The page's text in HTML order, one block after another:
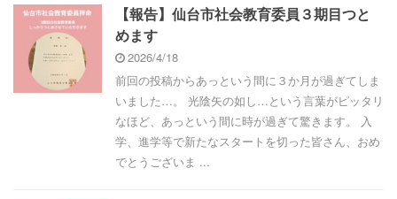
【報告】仙台市社会教育委員３期目つと
めます
2026/4/18
前回の投稿からあっという間に３か月が過ぎてしま
いました…。 光陰矢の如し…という言葉がピッタリ
なほど、あっという間に時が過ぎて驚きます。 入
学、進学等で新たなスタートを切った皆さん、おめ
でとうございま ...